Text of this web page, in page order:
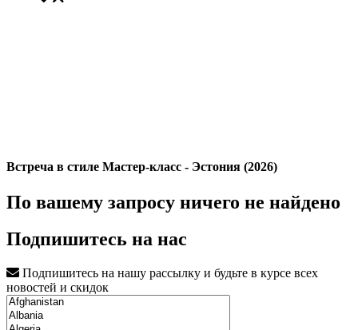
Встреча в стиле Мастер-класс - Эстония (2026)
По вашему запросу ничего не найдено
Подпишитесь на нас
Подпишитесь на нашу рассылку и будьте в курсе всех
новостей и скидок